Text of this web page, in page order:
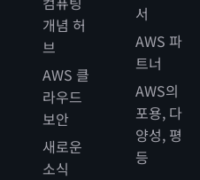
개념 허
브
AWS 클
라우드
보안
새로운
소식
서
AWS 파
트너
AWS의
포용, 다
양성, 평
등